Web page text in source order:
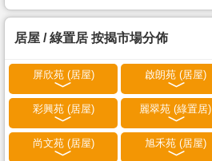
居屋 / 綠置居 按揭市場分佈
屏欣苑 (居屋) 啟朗苑 (居屋)
彩興苑 (居屋) 麗翠苑 (綠置居)
尚文苑 (居屋) 旭禾苑 (居屋)